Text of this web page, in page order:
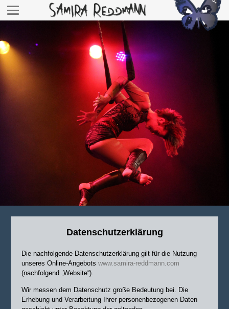
Datenschutzerklärung
Die nachfolgende Datenschutzerklärung gilt für die Nutzung
unseres Online-Angebots www.samira-reddmann.com
(nachfolgend „Website“).
Wir messen dem Datenschutz große Bedeutung bei. Die
Erhebung und Verarbeitung Ihrer personenbezogenen Daten